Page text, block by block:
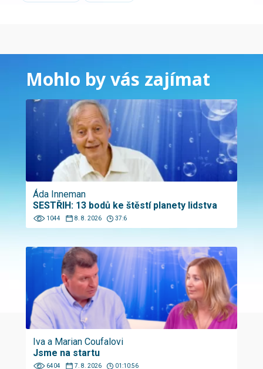
Mohlo by vás zajímat
Áda Inneman
SESTŘIH: 13 bodů ke štěstí planety lidstva
1044 8. 8. 2026 37:6
Iva a Marian Coufalovi
Jsme na startu
6404 7. 8. 2026 01:10:56